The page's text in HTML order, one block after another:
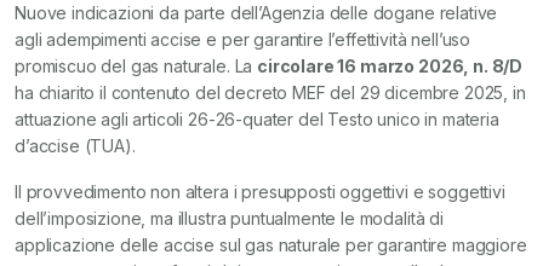
Nuove indicazioni da parte dell’Agenzia delle dogane relative
agli adempimenti accise e per garantire l’effettività nell’uso
promiscuo del gas naturale. La circolare 16 marzo 2026, n. 8/D
ha chiarito il contenuto del decreto MEF del 29 dicembre 2025, in
attuazione agli articoli 26-26-quater del Testo unico in materia
d’accise (TUA).
Il provvedimento non altera i presupposti oggettivi e soggettivi
dell’imposizione, ma illustra puntualmente le modalità di
applicazione delle accise sul gas naturale per garantire maggiore